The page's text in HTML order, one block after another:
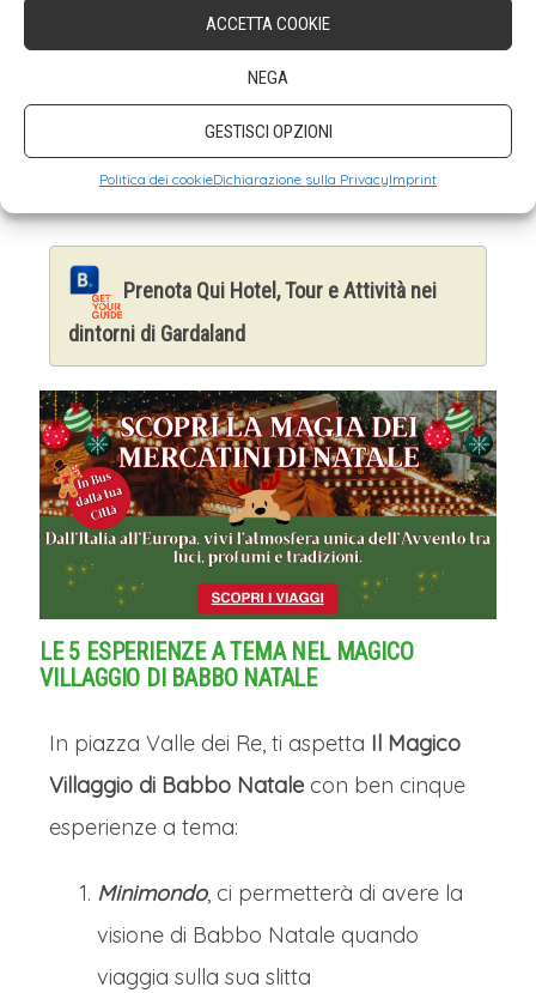
ACCETTA COOKIE
NEGA
GESTISCI OPZIONI
Politica dei cookieDichiarazione sulla PrivacyImprint
Neve!
In corrispondenza dell’accensione
dell’albero potremo assistere ad una
incredibile…nevicata!
Prenota Qui Hotel, Tour e Attività nei
dintorni di Gardaland
LE 5 ESPERIENZE A TEMA NEL MAGICO
VILLAGGIO DI BABBO NATALE
In piazza Valle dei Re, ti aspetta Il Magico
Villaggio di Babbo Natale con ben cinque
esperienze a tema:
Minimondo, ci permetterà di avere la
visione di Babbo Natale quando
viaggia sulla sua slitta